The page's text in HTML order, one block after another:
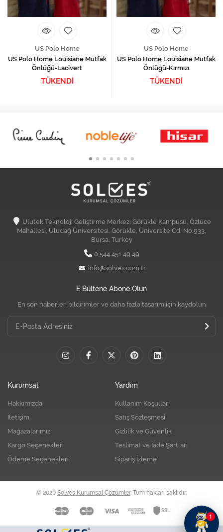
1
US Polo Home
US Polo Home Louisiane Mutfak
Önlüğü-Lacivert
TÜKENDİ
US Polo Home
US Polo Home Louisiane Mutfak
Önlüğü-Kırmızı
TÜKENDİ
Ulutek Teknoloji Geliştirme Merkezi Görükle Kampüsü, Özlüce
Mahallesi, Uludağ Üniversitesi, Görükle, Üniversite Cd. No:933,
Bursa, Turkey
0 544 451 49 49
info@solves.com.tr
E Bültene Abone Olun
En son haberler, bildirimler ve daha fazla tasarım için kaydolun
Kurumsal
Hakkımızda
İletişim
Mağazalarımız
Kargo Seçenekleri
Ödeme Seçenekleri
Yardım
Kullanım Koşulları
Satış Sözleşmesi
Gizlilik ve Güvenlik
Teslimat ve İade Şartları
Sipariş İzleme
© 2020 Solves Kurumsal Çözümler. Tüm hakları saklıdır.